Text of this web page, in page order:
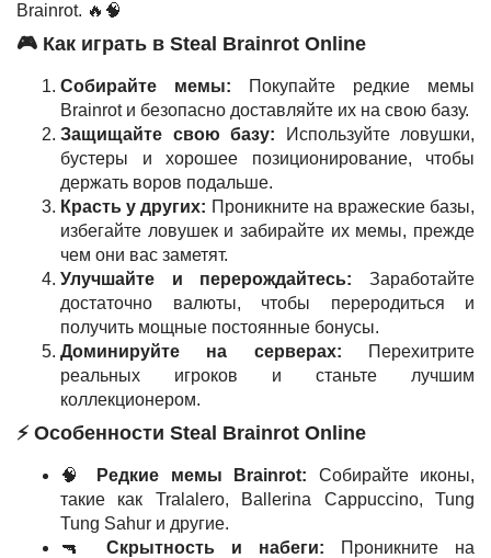
Brainrot. 🔥🧠
🎮 Как играть в Steal Brainrot Online
Собирайте мемы: Покупайте редкие мемы
Brainrot и безопасно доставляйте их на свою базу.
Защищайте свою базу: Используйте ловушки,
бустеры и хорошее позиционирование, чтобы
держать воров подальше.
Красть у других: Проникните на вражеские базы,
избегайте ловушек и забирайте их мемы, прежде
чем они вас заметят.
Улучшайте и перерождайтесь: Заработайте
достаточно валюты, чтобы переродиться и
получить мощные постоянные бонусы.
Доминируйте на серверах: Перехитрите
реальных игроков и станьте лучшим
коллекционером.
⚡ Особенности Steal Brainrot Online
🧠 Редкие мемы Brainrot: Собирайте иконы,
такие как Tralalero, Ballerina Cappuccino, Tung
Tung Sahur и другие.
🔫 Скрытность и набеги: Проникните на